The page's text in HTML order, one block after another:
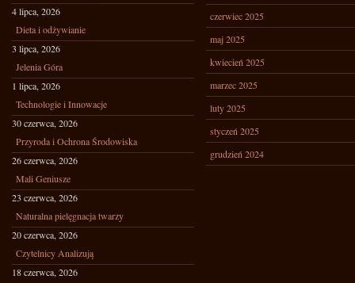
4 lipca, 2026
Dieta i odżywianie
3 lipca, 2026
Jelenia Góra
1 lipca, 2026
Technologie i Innowacje
30 czerwca, 2026
Przyroda i Ochrona Środowiska
26 czerwca, 2026
Mali Geniusze
23 czerwca, 2026
Naturalna pielęgnacja twarzy
20 czerwca, 2026
Czytelnicy Analizują
18 czerwca, 2026
czerwiec 2025
maj 2025
kwiecień 2025
marzec 2025
luty 2025
styczeń 2025
grudzień 2024